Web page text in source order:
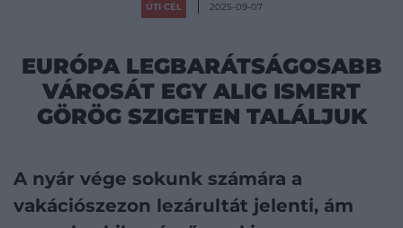
ÚTI CÉL 2025-09-07
EURÓPA LEGBARÁTSÁGOSABB
VÁROSÁT EGY ALIG ISMERT
GÖRÖG SZIGETEN TALÁLJUK
A nyár vége sokunk számára a
vakációszezon lezárultát jelenti, ám